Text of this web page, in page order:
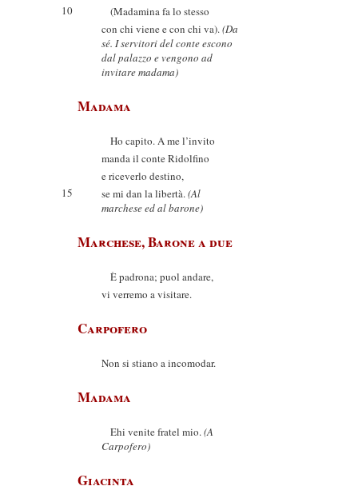
10
(Madamina fa lo stesso
con chi viene e con chi va).(Da
sé. I servitori del conte escono
dal palazzo e vengono ad
invitare madama)
Madama
Ho capito. A me l’invito
manda il conte Ridolfino
e riceverlo destino,
15
se mi dan la libertà.(Al
marchese ed al barone)
Marchese, Barone a due
È padrona; puol andare,
vi verremo a visitare.
Carpofero
Non si stiano a incomodar.
Madama
Ehi venite fratel mio.(A
Carpofero)
Giacinta